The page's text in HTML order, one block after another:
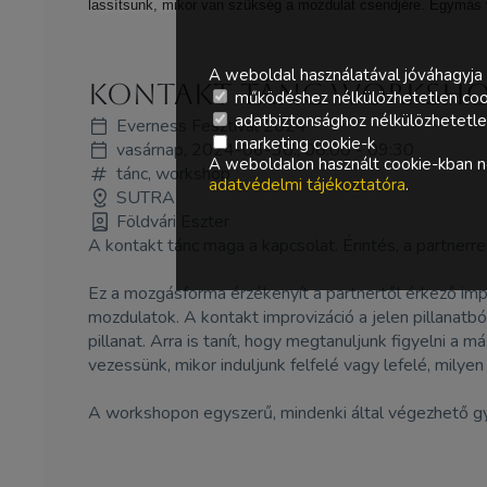
lassítsunk, mikor van szükség a mozdulat csendjére.
Kontakt tánc
Everness Fesztivál 2024
vasárnap, 2024-06-30., 08:00 - 09:30
tánc, workshop
SUTRA
Földvári Eszter
A kontakt tánc maga a kapcsolat. Érintés, a
Ez a mozgásforma érzékenyít a partnertől érkező
mozdulatok. A kontakt improvizáció a jelen
pillanat. Arra is tanít, hogy megtanuljunk figyelni a
vezessünk, mikor induljunk felfelé vagy lefelé,
A workshopon egyszerű, mindenki által végezhető
A weboldal használatával jóváhagyja
működéshez nélkülözhetetlen
adatbiztonsághoz
marketing cookie-k
A weboldalon használt cookie-kban
adatvédelmi tájékoztatóra.